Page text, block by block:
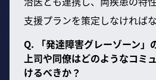
支援プランを策定しなければな
Q. 「発達障害グレーゾーン」
上司や同僚はどのようなコミ
けるべきか？